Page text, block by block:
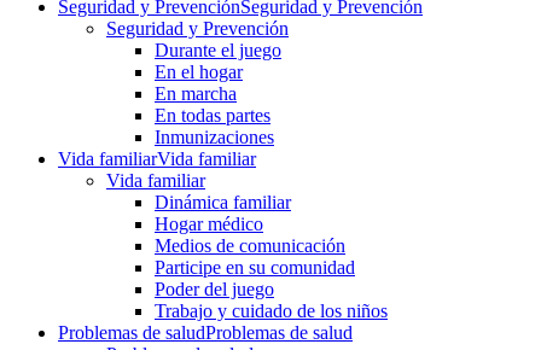
Seguridad y PrevenciónSeguridad y Prevención
Seguridad y Prevención
Durante el juego
En el hogar
En marcha
En todas partes
Inmunizaciones
Vida familiarVida familiar
Vida familiar
Dinámica familiar
Hogar médico
Medios de comunicación
Participe en su comunidad
Poder del juego
Trabajo y cuidado de los niños
Problemas de saludProblemas de salud